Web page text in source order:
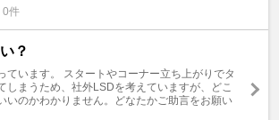
0件
？
ています。 スタートやコーナー立ち上がりでタ
しまうため、社外LSDを考えていますが、どこ
いのかわかりません。どなたかご助言をお願い